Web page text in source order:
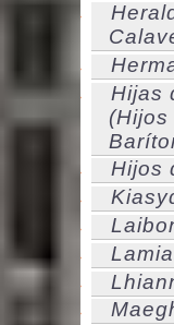
Hijas
(Hijos
Hijos